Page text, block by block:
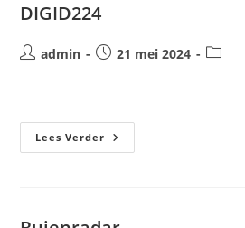
DIGID224
Bericht
admin
Bericht21 mei 2024
Lees Verder DIGID224